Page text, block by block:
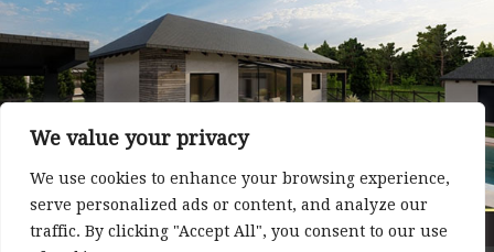
We value your privacy
We use cookies to enhance your browsing experience,
serve personalized ads or content, and analyze our
traffic. By clicking "Accept All", you consent to our use